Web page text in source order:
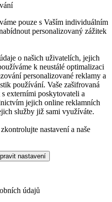
pouze s Vaším individuálním
personalizovaný zážitek
o našich uživatelích, jejich
k neustálé optimalizaci
personalizované reklamy a
používání. Vaše zašifrovaná
externími poskytovateli a
jejich online reklamních
služby již sami využíváte.
nastavení a naše
nastavení
údajů